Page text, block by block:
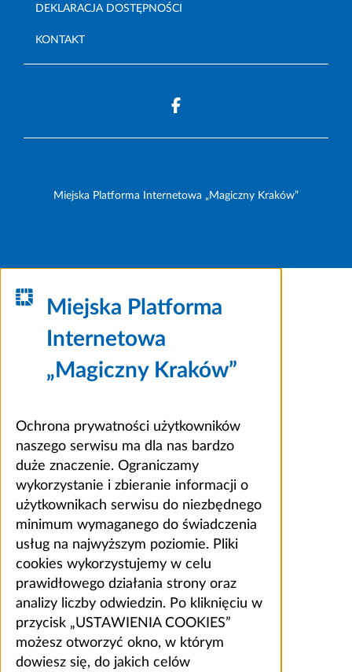
DEKLARACJA DOSTĘPNOŚCI
KONTAKT
Miejska Platforma Internetowa „Magiczny Kraków”
Miejska Platforma
Internetowa
„Magiczny Kraków”
Ochrona prywatności użytkowników
naszego serwisu ma dla nas bardzo
duże znaczenie. Ograniczamy
wykorzystanie i zbieranie informacji o
użytkownikach serwisu do niezbędnego
minimum wymaganego do świadczenia
usług na najwyższym poziomie. Pliki
cookies wykorzystujemy w celu
prawidłowego działania strony oraz
analizy liczby odwiedzin. Po kliknięciu w
przycisk „USTAWIENIA COOKIES”
możesz otworzyć okno, w którym
dowiesz się, do jakich celów